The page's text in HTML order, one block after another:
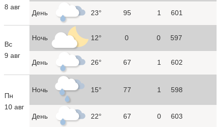
8 авг
День 23° 95 1 601
Вс
9 авг
Ночь 12° 0 0 597
День 26° 67 1 602
Пн
10 авг
Ночь 15° 77 1 598
День 22° 67 0 603